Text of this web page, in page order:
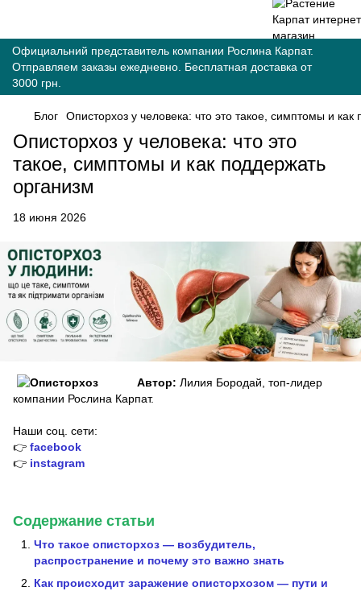
Официальний представитель компании Рослина Карпат.
Отправляем заказы ежедневно. Бесплатная доставка от
3000 грн.
Блог Описторхоз у человека: что это такое, симптомы и как
Описторхоз у человека: что это
такое, симптомы и как поддержать
организм
18 июня 2026
Автор: Лилия Бородай, топ-лидер
компании Рослина Карпат.
Наши соц. сети:
👉 facebook
👉 instagram
Содержание статьи
Что такое описторхоз — возбудитель,
распространение и почему это важно знать
Как происходит заражение описторхозом — пути и